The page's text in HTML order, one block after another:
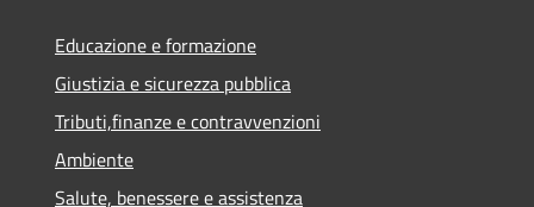
Educazione e formazione
Giustizia e sicurezza pubblica
Tributi,finanze e contravvenzioni
Ambiente
Salute, benessere e assistenza